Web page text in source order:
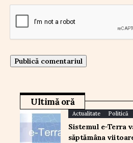
Ultimă oră
Actualitate Politică
Sistemul e-Terra
săptămâna